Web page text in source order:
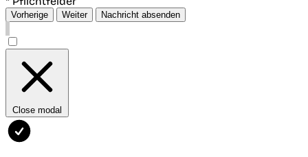
Vorherige Weiter Nachricht absenden
Close modal